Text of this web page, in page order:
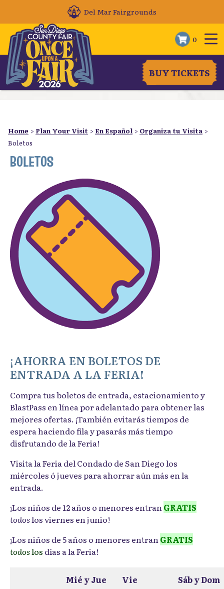
Del Mar Fairgrounds
0
BUY TICKETS
Home > Plan Your Visit > En Español> Organiza tu Visita >
Boletos
BOLETOS
¡AHORRA EN BOLETOS DE
ENTRADA A LA FERIA!
Compra tus boletos de entrada, estacionamiento y
BlastPass en línea por adelantado para obtener las
mejores ofertas. ¡También evitarás tiempos de
espera haciendo fila y pasarás más tiempo
disfrutando de la Feria!
Visita la Feria del Condado de San Diego los
miércoles ó jueves para ahorrar aún más en la
entrada.
¡Los niños de 12 años o menores entranGRATIS
todoslos viernes en junio!
¡Los niños de 5 años o menores entranGRATIS
todoslos días a la Feria!
Mié y Jue Vie
Sáb y Dom